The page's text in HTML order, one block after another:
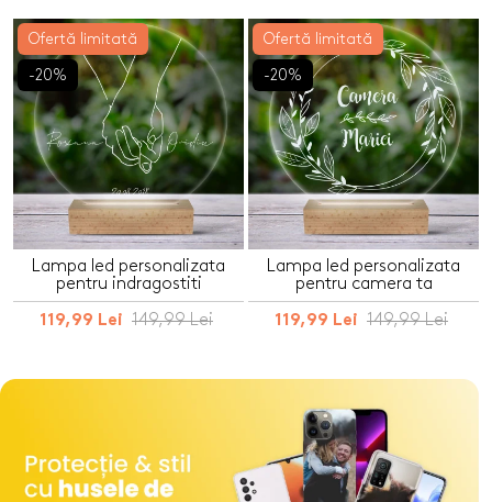
Ofertă limitată
-20%
Lampa led personalizata
pentru indragostiti
119,99 Lei 149,99 Lei
Ofertă limitată
-20%
Lampa led personalizata
pentru camera ta
119,99 Lei 149,99 Lei